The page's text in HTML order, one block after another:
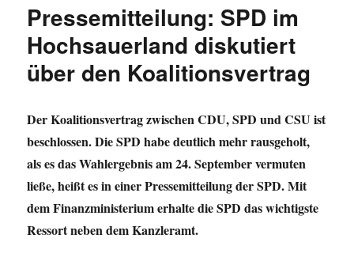
der
Sauerländer
SPD
Pressemitteilung: SPD im
Hochsauerland diskutiert
über den Koalitionsvertrag
Der Koalitionsvertrag zwischen CDU, SPD und CSU ist
beschlossen. Die SPD habe deutlich mehr rausgeholt,
als es das Wahlergebnis am 24. September vermuten
ließe, heißt es in einer Pressemitteilung der SPD. Mit
dem Finanzministerium erhalte die SPD das wichtigste
Ressort neben dem Kanzleramt.